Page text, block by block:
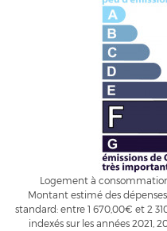
Logement à
Montant estimé des
standard: entre 1 670,00€ et 2
indexés sur les années 2021,